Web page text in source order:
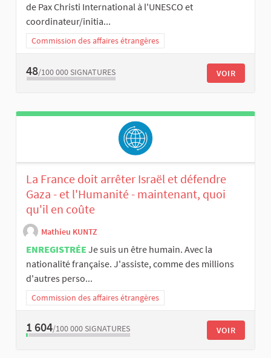
de Pax Christi International à l'UNESCO et
coordinateur/initia...
Commission des affaires étrangères
48/100 000 SIGNATURES VOIR
La France doit arrêter Israël et défendre
Gaza - et l'Humanité - maintenant, quoi
qu'il en coûte
Mathieu KUNTZ
ENREGISTRÉE Je suis un être humain. Avec la
nationalité française. J'assiste, comme des millions
d'autres perso...
Commission des affaires étrangères
1 604/100 000 SIGNATURES VOIR